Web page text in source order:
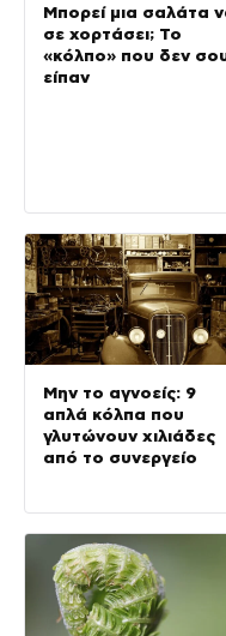
Μπορεί μια σαλάτα
σε χορτάσει; Το
«κόλπο» που δεν
είπαν
Μην το αγνοείς: 9
απλά κόλπα που
γλυτώνουν χιλιάδες
από το συνεργείο